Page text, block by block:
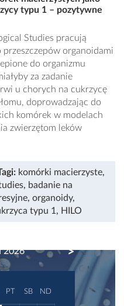
typu 1 – pozytywne
Studies pracują
organoidami
do organizmu
za zadanie
u chorych na cukrzycę
doprowadzając do
komórek w modelach
zwierzętom leków
komórki macierzyste,
, badanie na
, organoidy,
typu 1 , HILO
2026 NEXT
PT SB ND